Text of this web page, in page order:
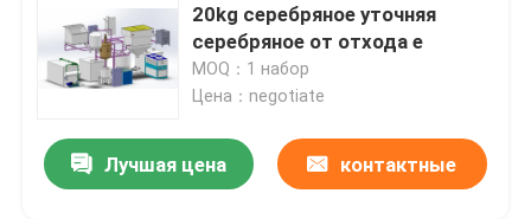
20kg серебряное уточняя
серебряное от отхода e
MOQ：1 набор
Цена：negotiate
Лучшая цена контактные